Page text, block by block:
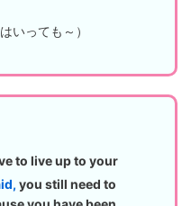
いっても～）
to live up to your
you still need to